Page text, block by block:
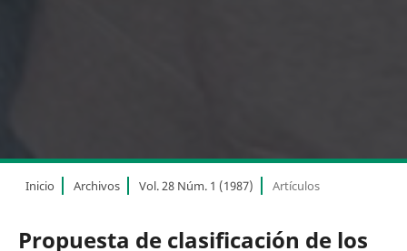
Inicio Archivos Vol. 28 Núm. 1 (1987) Artículos
Propuesta de clasificación de los